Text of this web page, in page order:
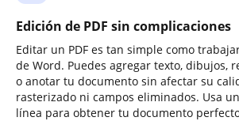
Edición de PDF sin complicaciones
Editar un PDF es tan simple como
de Word. Puedes agregar texto, dibujos,
o anotar tu documento sin afectar su
rasterizado ni campos eliminados. Usa
línea para obtener tu documento